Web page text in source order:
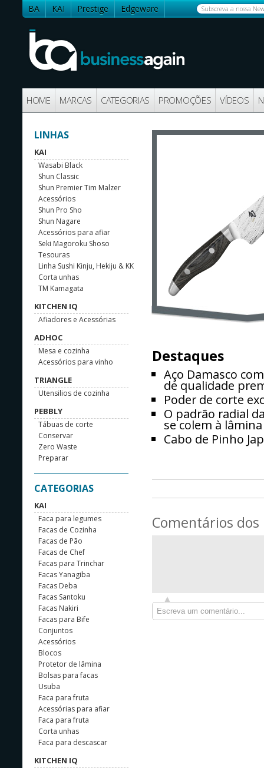
BA KAI Prestige
Edgeware
HOME MARCAS CATEGORIAS PROMOÇÕES VÍDEOS
LINHAS
KAI
Wasabi Black
Shun Classic
Shun Premier Tim Malzer
Acessórios
Shun Pro Sho
Shun Nagare
Acessórios para afiar
Seki Magoroku Shoso
Tesouras
Linha Sushi Kinju, Hekiju & KK
Corta unhas
TM Kamagata
KITCHEN IQ
Afiadores e Acessórias
ADHOC
Mesa e cozinha
Acessórios para vinho
TRIANGLE
Utensilios de cozinha
PEBBLY
Tábuas de corte
Conservar
Zero Waste
Preparar
CATEGORIAS
KAI
Faca para legumes
Facas de Cozinha
Facas de Pão
Facas de Chef
Facas para Trinchar
Facas Yanagiba
Facas Deba
Facas Santoku
Facas Nakiri
Facas para Bife
Conjuntos
Acessórios
Blocos
Protetor de lâmina
Bolsas para facas
Usuba
Faca para fruta
Acessórias para afiar
Faca para fruta
Corta unhas
Faca para descascar
KITCHEN IQ
Destaques
Aço Damasco
de qualidade
Poder de corte
O padrão radial
se colem à lâmina
Cabo de Pinho
Comentários